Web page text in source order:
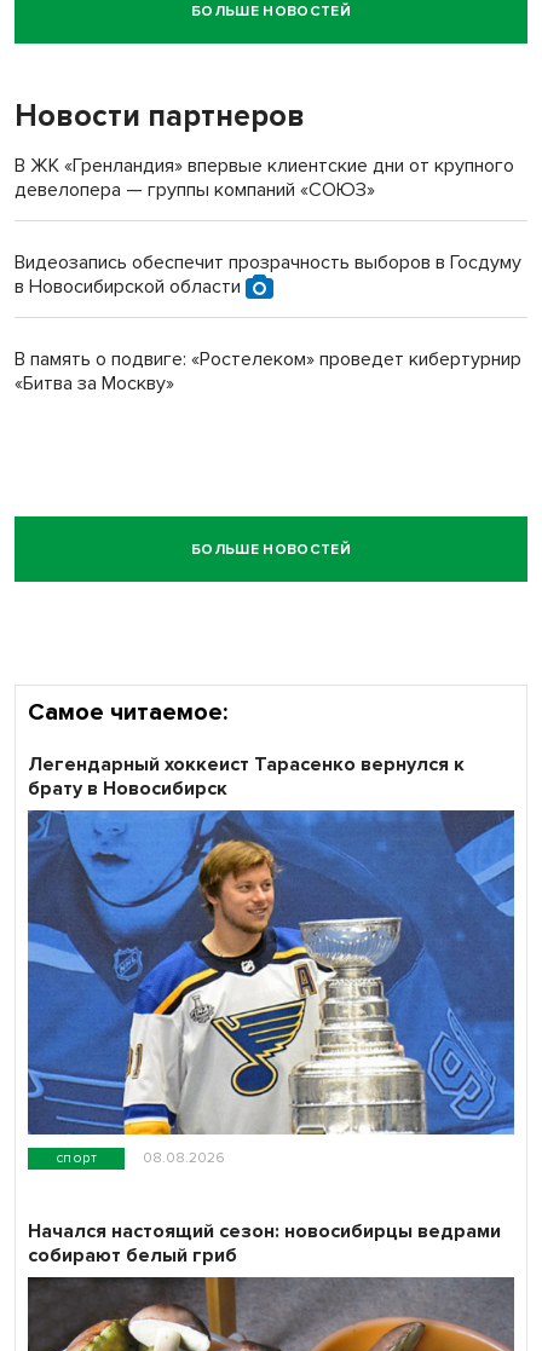
Новосибирский суд наказал водителя за смерть
пенсионерки на вокзале
БОЛЬШЕ НОВОСТЕЙ
Новости партнеров
В ЖК «Гренландия» впервые клиентские дни от крупного
девелопера — группы компаний «СОЮЗ»
Видеозапись обеспечит прозрачность выборов в Госдуму
в Новосибирской области
В память о подвиге: «Ростелеком» проведет кибертурнир
«Битва за Москву»
БОЛЬШЕ НОВОСТЕЙ
Самое читаемое:
спорт 08.08.2026
Легендарный хоккеист Тарасенко вернулся к
брату в Новосибирск
Начался настоящий сезон: новосибирцы ведрами
собирают белый гриб